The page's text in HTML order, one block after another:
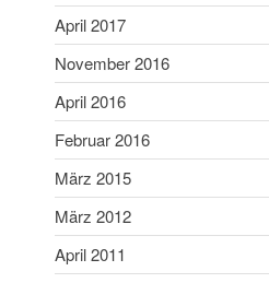
April 2017
November 2016
April 2016
Februar 2016
März 2015
März 2012
April 2011